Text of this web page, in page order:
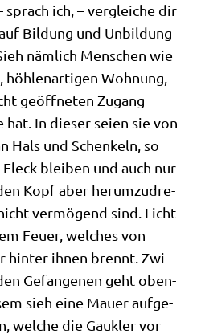
sprach ich, – ver­glei­che dir
Bil­dung und Unbil­dung
näm­lich Men­schen wie
Woh­nung,
geöff­ne­ten Zugang
hat. In die­ser sei­en sie von
Hals und Schen­keln, so
blei­ben und auch nur
Kopf aber her­um­zu­dre­
ver­mö­gend sind. Licht
Feu­er, wel­ches von
hin­ter ihnen brennt. Zwi­
Gefan­ge­nen geht oben­
sieh eine Mau­er auf­ge­
wel­che die Gauk­ler vor